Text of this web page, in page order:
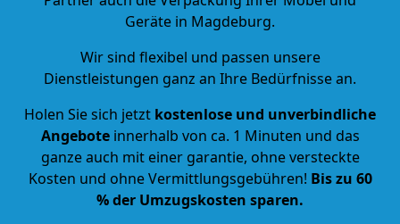
Geräte in Magdeburg.
Wir sind flexibel und passen unsere
Dienstleistungen ganz an Ihre Bedürfnisse an.
Holen Sie sich jetzt kostenlose und unverbindliche
Angeboteinnerhalb von ca. 1 Minuten und das
ganze auch mit einer garantie, ohne versteckte
Kosten und ohne Vermittlungsgebühren! Bis zu 60
% der Umzugskosten sparen.